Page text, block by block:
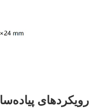
رویکردهای